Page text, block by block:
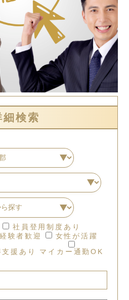
細検索
社員登用制度あり
経験者歓迎
女性が活躍
援あり マイカー通勤OK